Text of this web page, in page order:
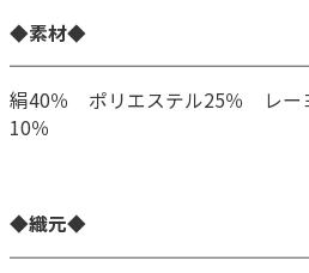
◆素材◆
絹40％ ポリエステル25％ レー
10％
◆織元◆